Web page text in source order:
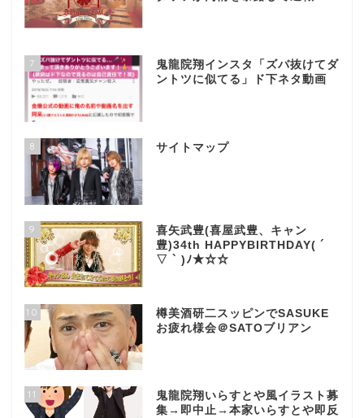
7
鬼龍院翔インスタ「ズバ抜けてダ
ントツに似てる」ド下ネタ動画
8 サイトマップ
9
喜矢武豊(喜屋武豊、キャン
豊)34th HAPPYBIRTHDAY( ´
▽ ` )ﾉ★☆☆
10
樽美酒研二スッピンでSASUKE
お疲れ様会＠SATOブリアン
11
鬼龍院翔いらすとや風イラスト募
集→即中止→本家いらすとや即反